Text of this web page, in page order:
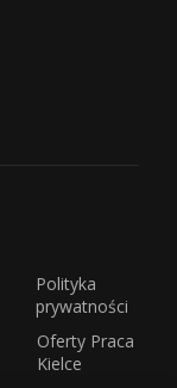
Polityka
prywatności
Oferty Praca
Kielce